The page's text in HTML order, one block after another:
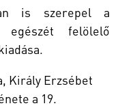
is szerepel a
egészét felölelő
Király Erzsébet
a 19.